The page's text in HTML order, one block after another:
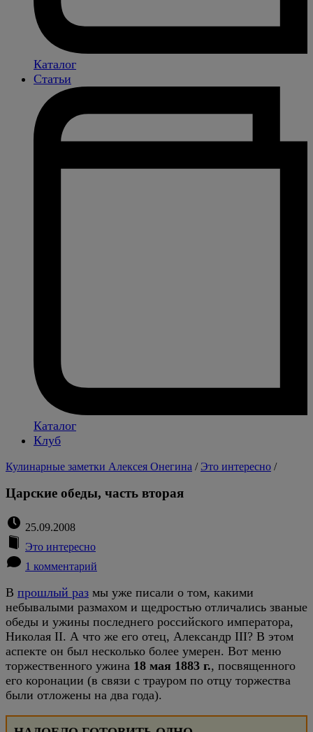
Каталог
Статьи
Каталог
Клуб
Кулинарные заметки Алексея Онегина / Это интересно /
Царские обеды, часть вторая
25.09.2008
Это интересно
1 комментарий
В прошлый раз мы уже писали о том, какими
небывалыми размахом и щедростью отличались званые
обеды и ужины последнего российского императора,
Николая II. А что же его отец, Александр III? В этом
аспекте он был несколько более умерен. Вот меню
торжественного ужина 18 мая 1883 г., посвященного
его коронации (в связи с трауром по отцу торжества
были отложены на два года).